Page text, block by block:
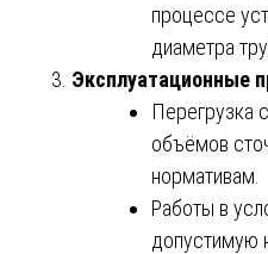
процессе
диаметра
Эксплуатационные
Перегрузка
объёмов
нормативам.
Работы в
допустимую